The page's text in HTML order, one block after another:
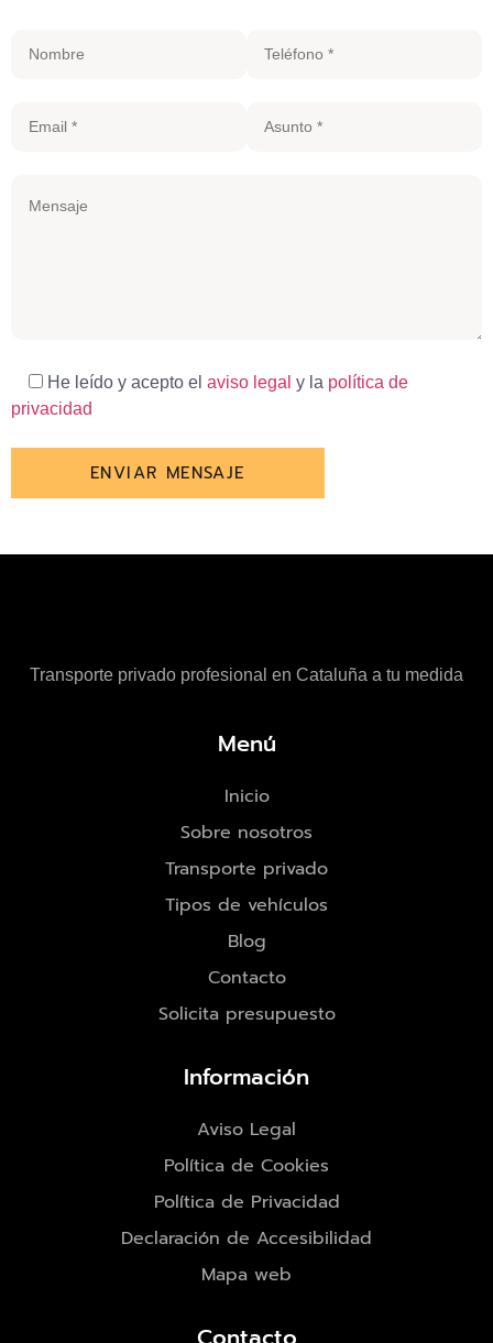
He leído y acepto el aviso legal y la política de
privacidad
Transporte privado profesional en Cataluña a tu medida
Menú
Inicio
Sobre nosotros
Transporte privado
Tipos de vehículos
Blog
Contacto
Solicita presupuesto
Información
Aviso Legal
Política de Cookies
Política de Privacidad
Declaración de Accesibilidad
Mapa web